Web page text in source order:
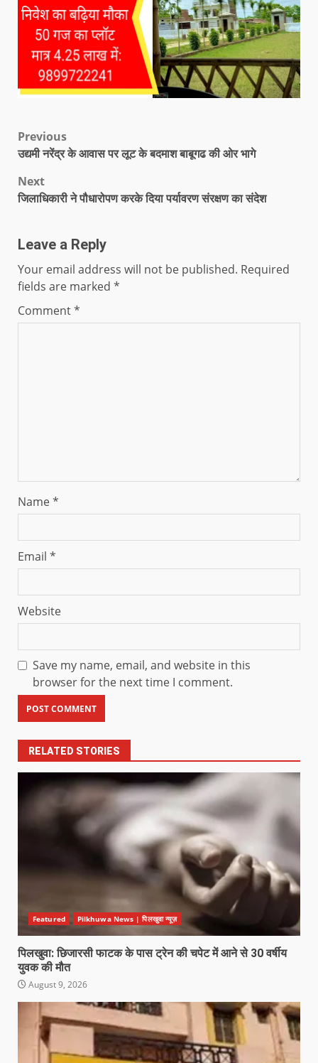
Previous
उद्यमी नरेंद्र के आवास पर लूट के बदमाश बाबूगढ की ओर भागे
Next
जिलाधिकारी ने पौधारोपण करके दिया पर्यावरण संरक्षण का संदेश
Leave a Reply
Your email address will not be published. Required
fields are marked *
Comment*
Name*
Email *
Website
Save my name, email, and website in this
browser for the next time I comment.
RELATED STORIES
Featured Pilkhuwa News | पिलखुवा न्यूज़
पिलखुवा: छिजारसी फाटक के पास ट्रेन की चपेट में आने से 30 वर्षीय
युवक की मौत
August 9, 2026